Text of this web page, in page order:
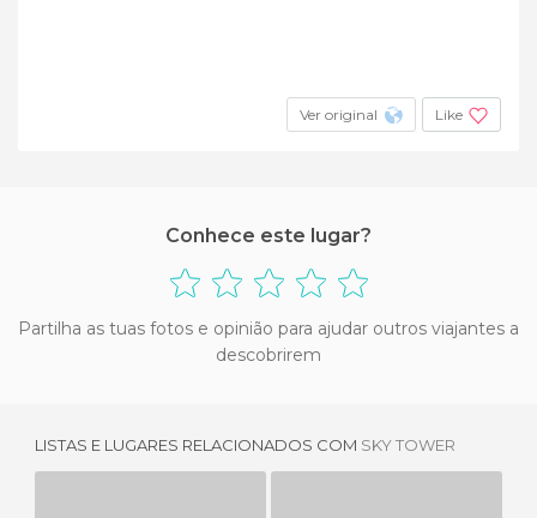
Ver original Like
Conhece este lugar?
Partilha as tuas fotos e opinião para ajudar outros viajantes a
descobrirem
LISTAS E LUGARES RELACIONADOS COM SKY TOWER